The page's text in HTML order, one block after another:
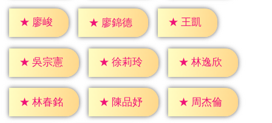
★ 廖峻 ★ 廖錦德 ★ 王凱
★ 吳宗憲 ★ 徐莉玲 ★ 林逸欣
★ 林春銘 ★ 陳品妤 ★ 周杰倫